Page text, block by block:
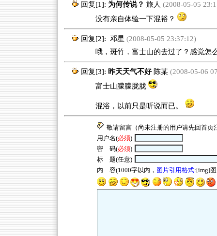
回复[1]: 为何传说？ 旅人 (2008-05-05
没有亲自体验一下混裕？
回复[2]: 邓星 (2008-05-05 23:37:12)
哦，斑竹，富士山的去过了？感觉怎
回复[3]: 昨天天气不好 陈某(2008-05-06
富士山朦朦胧胧
混浴，以前只是听说而已。
敬请留言（尚未注册的用户请先回首页
用户名(必须)
密 码(必须)
标 题(任意)
内 容(1000字以内， 图片引用格式:[img]